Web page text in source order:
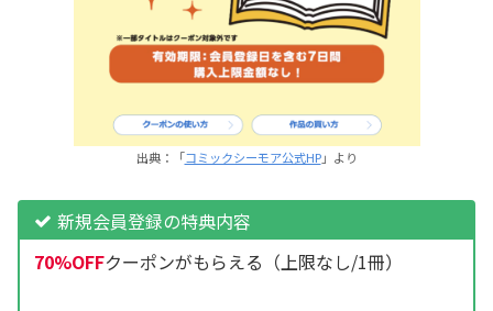
出典：「コミックシーモア公式HP」より
新規会員登録の特典内容
70%OFFクーポンがもらえる（上限なし/1冊）